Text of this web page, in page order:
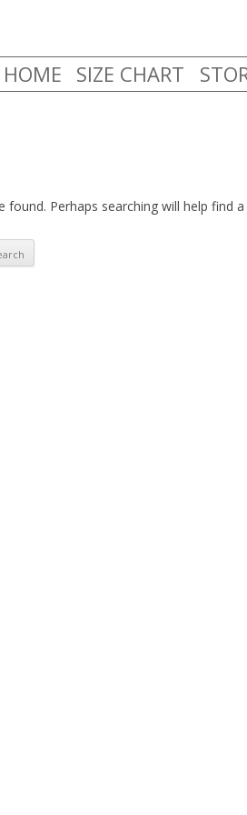
HOME SIZE CHART
found. Perhaps searching will help find